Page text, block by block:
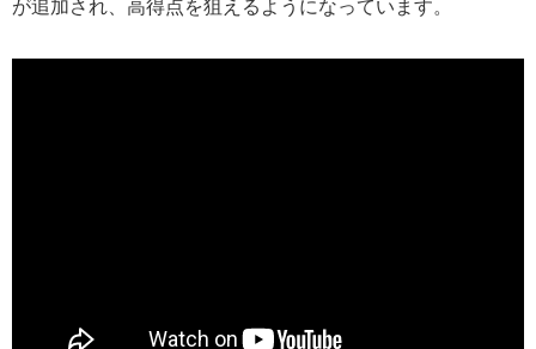
が追加され、高得点を狙えるようになっています。